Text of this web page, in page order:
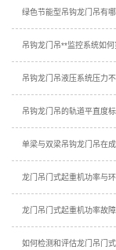
绿色节能型吊钩龙门吊有
吊钩龙门吊**监控系统如
吊钩龙门吊液压系统压力
吊钩龙门吊的轨道平直度
单梁与双梁吊钩龙门吊在
龙门吊门式起重机功率与环
龙门吊门式起重机功率故障
如何检测和评估龙门吊门式